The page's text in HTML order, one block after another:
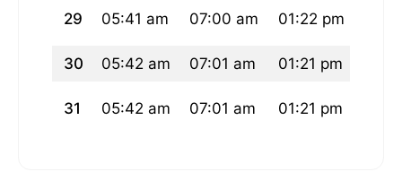
29 05:41 am 07:00 am 01:22 pm
30 05:42 am 07:01 am 01:21 pm
31 05:42 am 07:01 am 01:21 pm